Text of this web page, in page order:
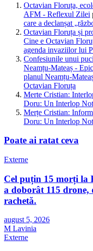
Octavian Floruța,
AFM - Reflexul Zilei
care a declanșat
Octavian Floruța și
Cine e Octavian
agenda invaziilor lui
Confesiunile unui
Neamțu-Mateaș -
planul Neamțu-
Octavian Floruța
Merte Cristian:
Doru: Un Interlop
Merțe Cristian:
Doru: Un Interlop
Poate ai ratat ceva
Externe
Cel puțin 15 morți la
a doborât 115
rachetă.
august 5, 2026
M Lavinia
Externe